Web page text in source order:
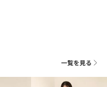
一覧を見る